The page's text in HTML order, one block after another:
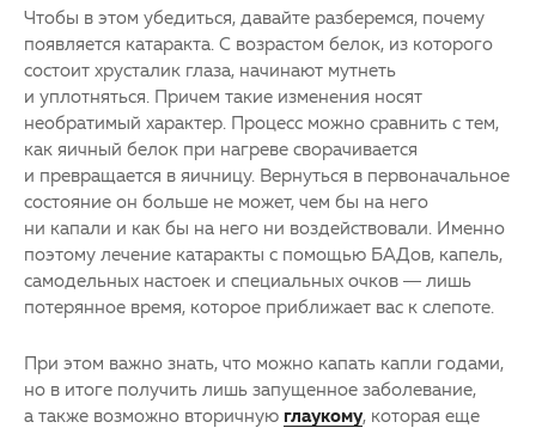
Чтобы в этом убедиться, давайте разберемся, почему
появляется катаракта. С возрастом белок, из которого
состоит хрусталик глаза, начинают мутнеть
и уплотняться. Причем такие изменения носят
необратимый характер. Процесс можно сравнить с тем,
как яичный белок при нагреве сворачивается
и превращается в яичницу. Вернуться в первоначальное
состояние он больше не может, чем бы на него
ни капали и как бы на него ни воздействовали. Именно
поэтому лечение катаракты с помощью БАДов, капель,
самодельных настоек и специальных очков — лишь
потерянное время, которое приближает вас к слепоте.
При этом важно знать, что можно капать капли годами,
но в итоге получить лишь запущенное заболевание,
а также возможно вторичную глаукому, которая еще